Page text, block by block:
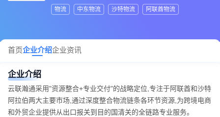
物流 中东物流 沙特物流 阿联酋物流
首页企业介绍企业资讯
企业介绍
云联瀚通采用"资源整合+专业交付"的战略定位,专注于阿联酋和沙特
阿拉伯两大主要市场,通过深度整合物流链条各环节资源,为跨境电商
和外贸企业提供从出口报关到目的国清关的全链路专业服务。